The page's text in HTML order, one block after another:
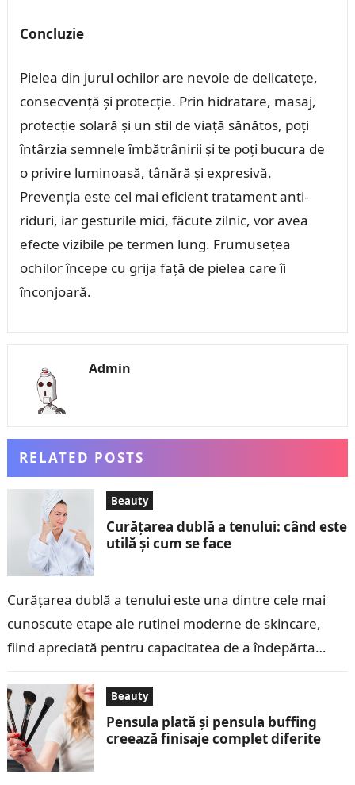
Concluzie
Pielea din jurul ochilor are nevoie de delicatețe,
consecvență și protecție. Prin hidratare, masaj,
protecție solară și un stil de viață sănătos, poți
întârzia semnele îmbătrânirii și te poți bucura de
o privire luminoasă, tânără și expresivă.
Prevenția este cel mai eficient tratament anti-
riduri, iar gesturile mici, făcute zilnic, vor avea
efecte vizibile pe termen lung. Frumusețea
ochilor începe cu grija față de pielea care îi
înconjoară.
Admin
RELATED POSTS
Beauty
Curățarea dublă a tenului: când este
utilă și cum se face
Curățarea dublă a tenului este una dintre cele mai
cunoscute etape ale rutinei moderne de skincare,
fiind apreciată pentru capacitatea de a îndepărta
Beauty
Pensula plată și pensula buffing
creează finisaje complet diferite